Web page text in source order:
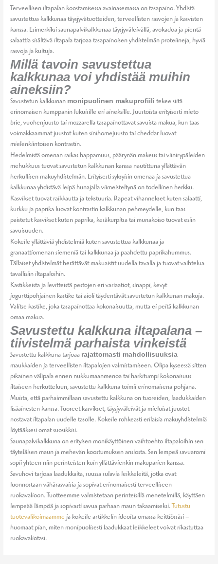
Terveellisen iltapalan koostamisessa avainasemassa on tasapaino. Yhdistä
savustettua kalkkunaa täysjyvätuotteiden, terveellisten rasvojen ja kasvisten
kanssa. Esimerkiksi saunapalvikalkkunaa täysjyväleivällä, avokadoa ja pientä
salaattia sisältävä iltapala tarjoaa tasapainoisen yhdistelmän proteiineja, hyviä
rasvoja ja kuituja.
Millä tavoin savustettua
kalkkunaa voi yhdistää muihin
aineksiin?
Savustetun kalkkunan monipuolinen makuprofiili tekee siitä
erinomaisen kumppanin lukuisille eri aineksille. Juustoista erityisesti mieto
brie, vuohenjuusto tai mozzarella tasapainottavat savuista makua, kun taas
voimakkaammat juustot kuten sinihomejuusto tai cheddar luovat
mielenkiintoisen kontrastin.
Hedelmistä omenan raikas happamuus, päärynän makeus tai viinirypäleiden
mehukkuus tuovat savustetun kalkkunan kanssa nautittuna yllättävän
herkullisen makuyhdistelmän. Erityisesti syksyisin omenaa ja savustettua
kalkkunaa yhdistävä leipä hunajalla viimeisteltynä on todellinen herkku.
Kasvikset tuovat raikkautta ja tekstuuria. Rapeat vihannekset kuten salaatti,
kurkku ja paprika luovat kontrastin kalkkunan pehmeydelle, kun taas
paistetut kasvikset kuten paprika, kesäkurpitsa tai munakoiso tuovat esiin
savuisuuden.
Kokeile yllättäviä yhdistelmiä kuten savustettua kalkkunaa ja
granaattiomenan siemeniä tai kalkkunaa ja paahdettu paprikahummus.
Tällaiset yhdistelmät herättävät makuaistit uudella tavalla ja tuovat vaihtelua
tavallisiin iltapaloihin.
Kastikkeista ja levitteistä pestojen eri variaatiot, sinappi, kevyt
jogurttipohjainen kastike tai aioli täydentävät savustetun kalkkunan makuja.
Valitse kastike, joka tasapainottaa kokonaisuutta, mutta ei peitä kalkkunan
omaa makua.
Savustettu kalkkuna iltapalana –
tiivistelmä parhaista vinkeistä
Savustettu kalkkuna tarjoaa rajattomasti mahdollisuuksia
maukkaiden ja terveellisten iltapalojen valmistamiseen. Olipa kyseessä sitten
pikainen välipala ennen nukkumaanmenoa tai harkitumpi kokonaisuus
iltaiseen herkutteluun, savustettu kalkkuna toimii erinomaisena pohjana.
Muista, että parhaimmillaan savustettu kalkkuna on tuoreiden, laadukkaiden
lisäainesten kanssa. Tuoreet kasvikset, täysjyväleivät ja mieluisat juustot
nostavat iltapalan uudelle tasolle. Kokeile rohkeasti erilaisia makuyhdistelmiä
löytääksesi omat suosikkisi.
Saunapalvikalkkuna on erityisen monikäyttöinen vaihtoehto iltapaloihin sen
täyteläisen maun ja mehevän koostumuksen ansiosta. Sen lempeä savuaromi
sopii yhteen niin perinteisten kuin yllättävienkin makuparien kanssa.
Savuhovi tarjoaa laadukkaita, suussa sulavia leikkeleitä, jotka ovat
luonnostaan vähärasvaisia ja sopivat erinomaisesti terveelliseen
ruokavalioon. Tuotteemme valmistetaan perinteisillä menetelmillä, käyttäen
lempeää lämpöä ja sopivasti savua parhaan maun takaamiseksi. Tutustu
tuotevalikoimaamme ja kokeile artikkelin ideoita omassa keittiössäsi –
huomaat pian, miten monipuolisesti laadukkaat leikkeleet voivat rikastuttaa
ruokavaliotasi.